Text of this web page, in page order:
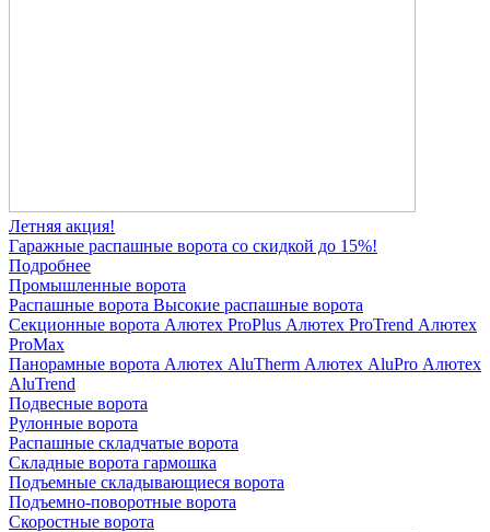
Летняя акция!
Гаражные распашные ворота со скидкой до 15%!
Подробнее
Промышленные ворота
Распашные ворота Высокие распашные ворота
Секционные ворота Алютех ProPlus Алютех ProTrend Алютех
ProMax
Панорамные ворота Алютех AluTherm Алютех AluPro Алютех
AluTrend
Подвесные ворота
Рулонные ворота
Распашные складчатые ворота
Складные ворота гармошка
Подъемные складывающиеся ворота
Подъемно-поворотные ворота
Скоростные ворота